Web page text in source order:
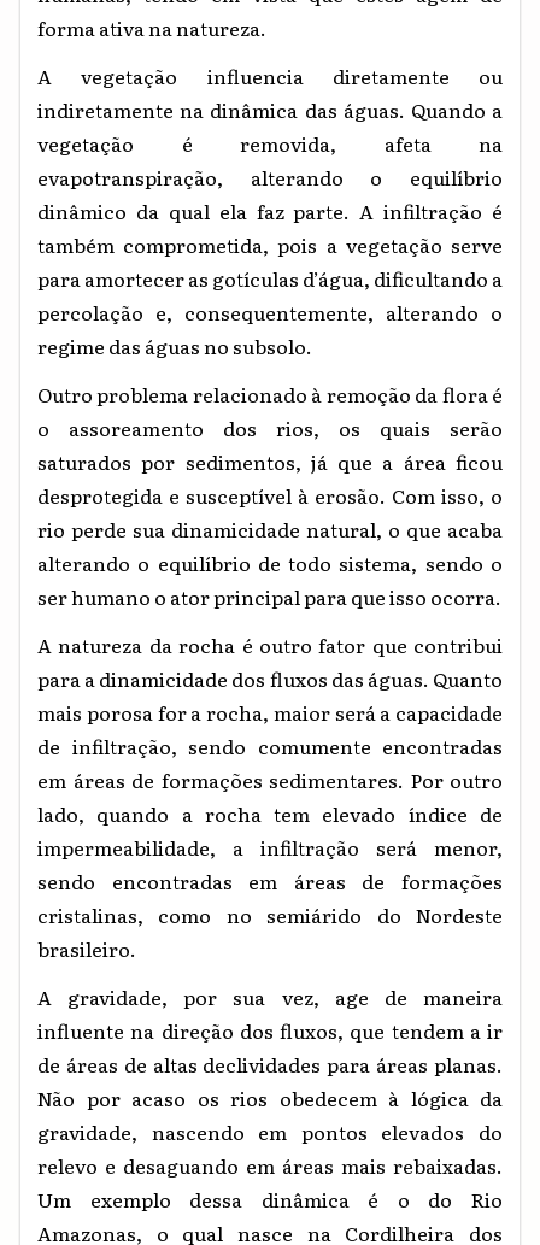
forma ativa na natureza.
A vegetação influencia diretamente ou
indiretamente na dinâmica das águas. Quando a
vegetação é removida, afeta na
evapotranspiração, alterando o equilíbrio
dinâmico da qual ela faz parte. A infiltração é
também comprometida, pois a vegetação serve
para amortecer as gotículas d’água, dificultando a
percolação e, consequentemente, alterando o
regime das águas no subsolo.
Outro problema relacionado à remoção da flora é
o assoreamento dos rios, os quais serão
saturados por sedimentos, já que a área ficou
desprotegida e susceptível à erosão. Com isso, o
rio perde sua dinamicidade natural, o que acaba
alterando o equilíbrio de todo sistema, sendo o
ser humano o ator principal para que isso ocorra.
A natureza da rocha é outro fator que contribui
para a dinamicidade dos fluxos das águas. Quanto
mais porosa for a rocha, maior será a capacidade
de infiltração, sendo comumente encontradas
em áreas de formações sedimentares. Por outro
lado, quando a rocha tem elevado índice de
impermeabilidade, a infiltração será menor,
sendo encontradas em áreas de formações
cristalinas, como no semiárido do Nordeste
brasileiro.
A gravidade, por sua vez, age de maneira
influente na direção dos fluxos, que tendem a ir
de áreas de altas declividades para áreas planas.
Não por acaso os rios obedecem à lógica da
gravidade, nascendo em pontos elevados do
relevo e desaguando em áreas mais rebaixadas.
Um exemplo dessa dinâmica é o do Rio
Amazonas, o qual nasce na Cordilheira dos